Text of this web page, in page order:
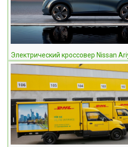
Электрический кроссовер Nissan